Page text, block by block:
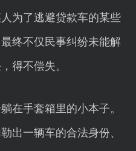
为了逃避贷款车的某些
终不仅民事纠纷未能解
得不偿失。
在手套箱里的小本子。
出一辆车的合法身份、